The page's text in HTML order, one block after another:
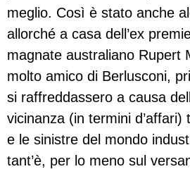
meglio. Così è stato anche
allorché a casa dell’ex
magnate australiano Rupert
molto amico di Berlusconi,
si raffreddassero a causa
vicinanza (in termini d’affari)
e le sinistre del mondo
tant’è, per lo meno sul